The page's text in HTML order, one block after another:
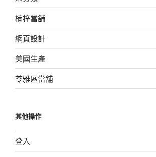
楠梓當舖
網頁設計
美國生產
苓雅區當舖
其他操作
登入